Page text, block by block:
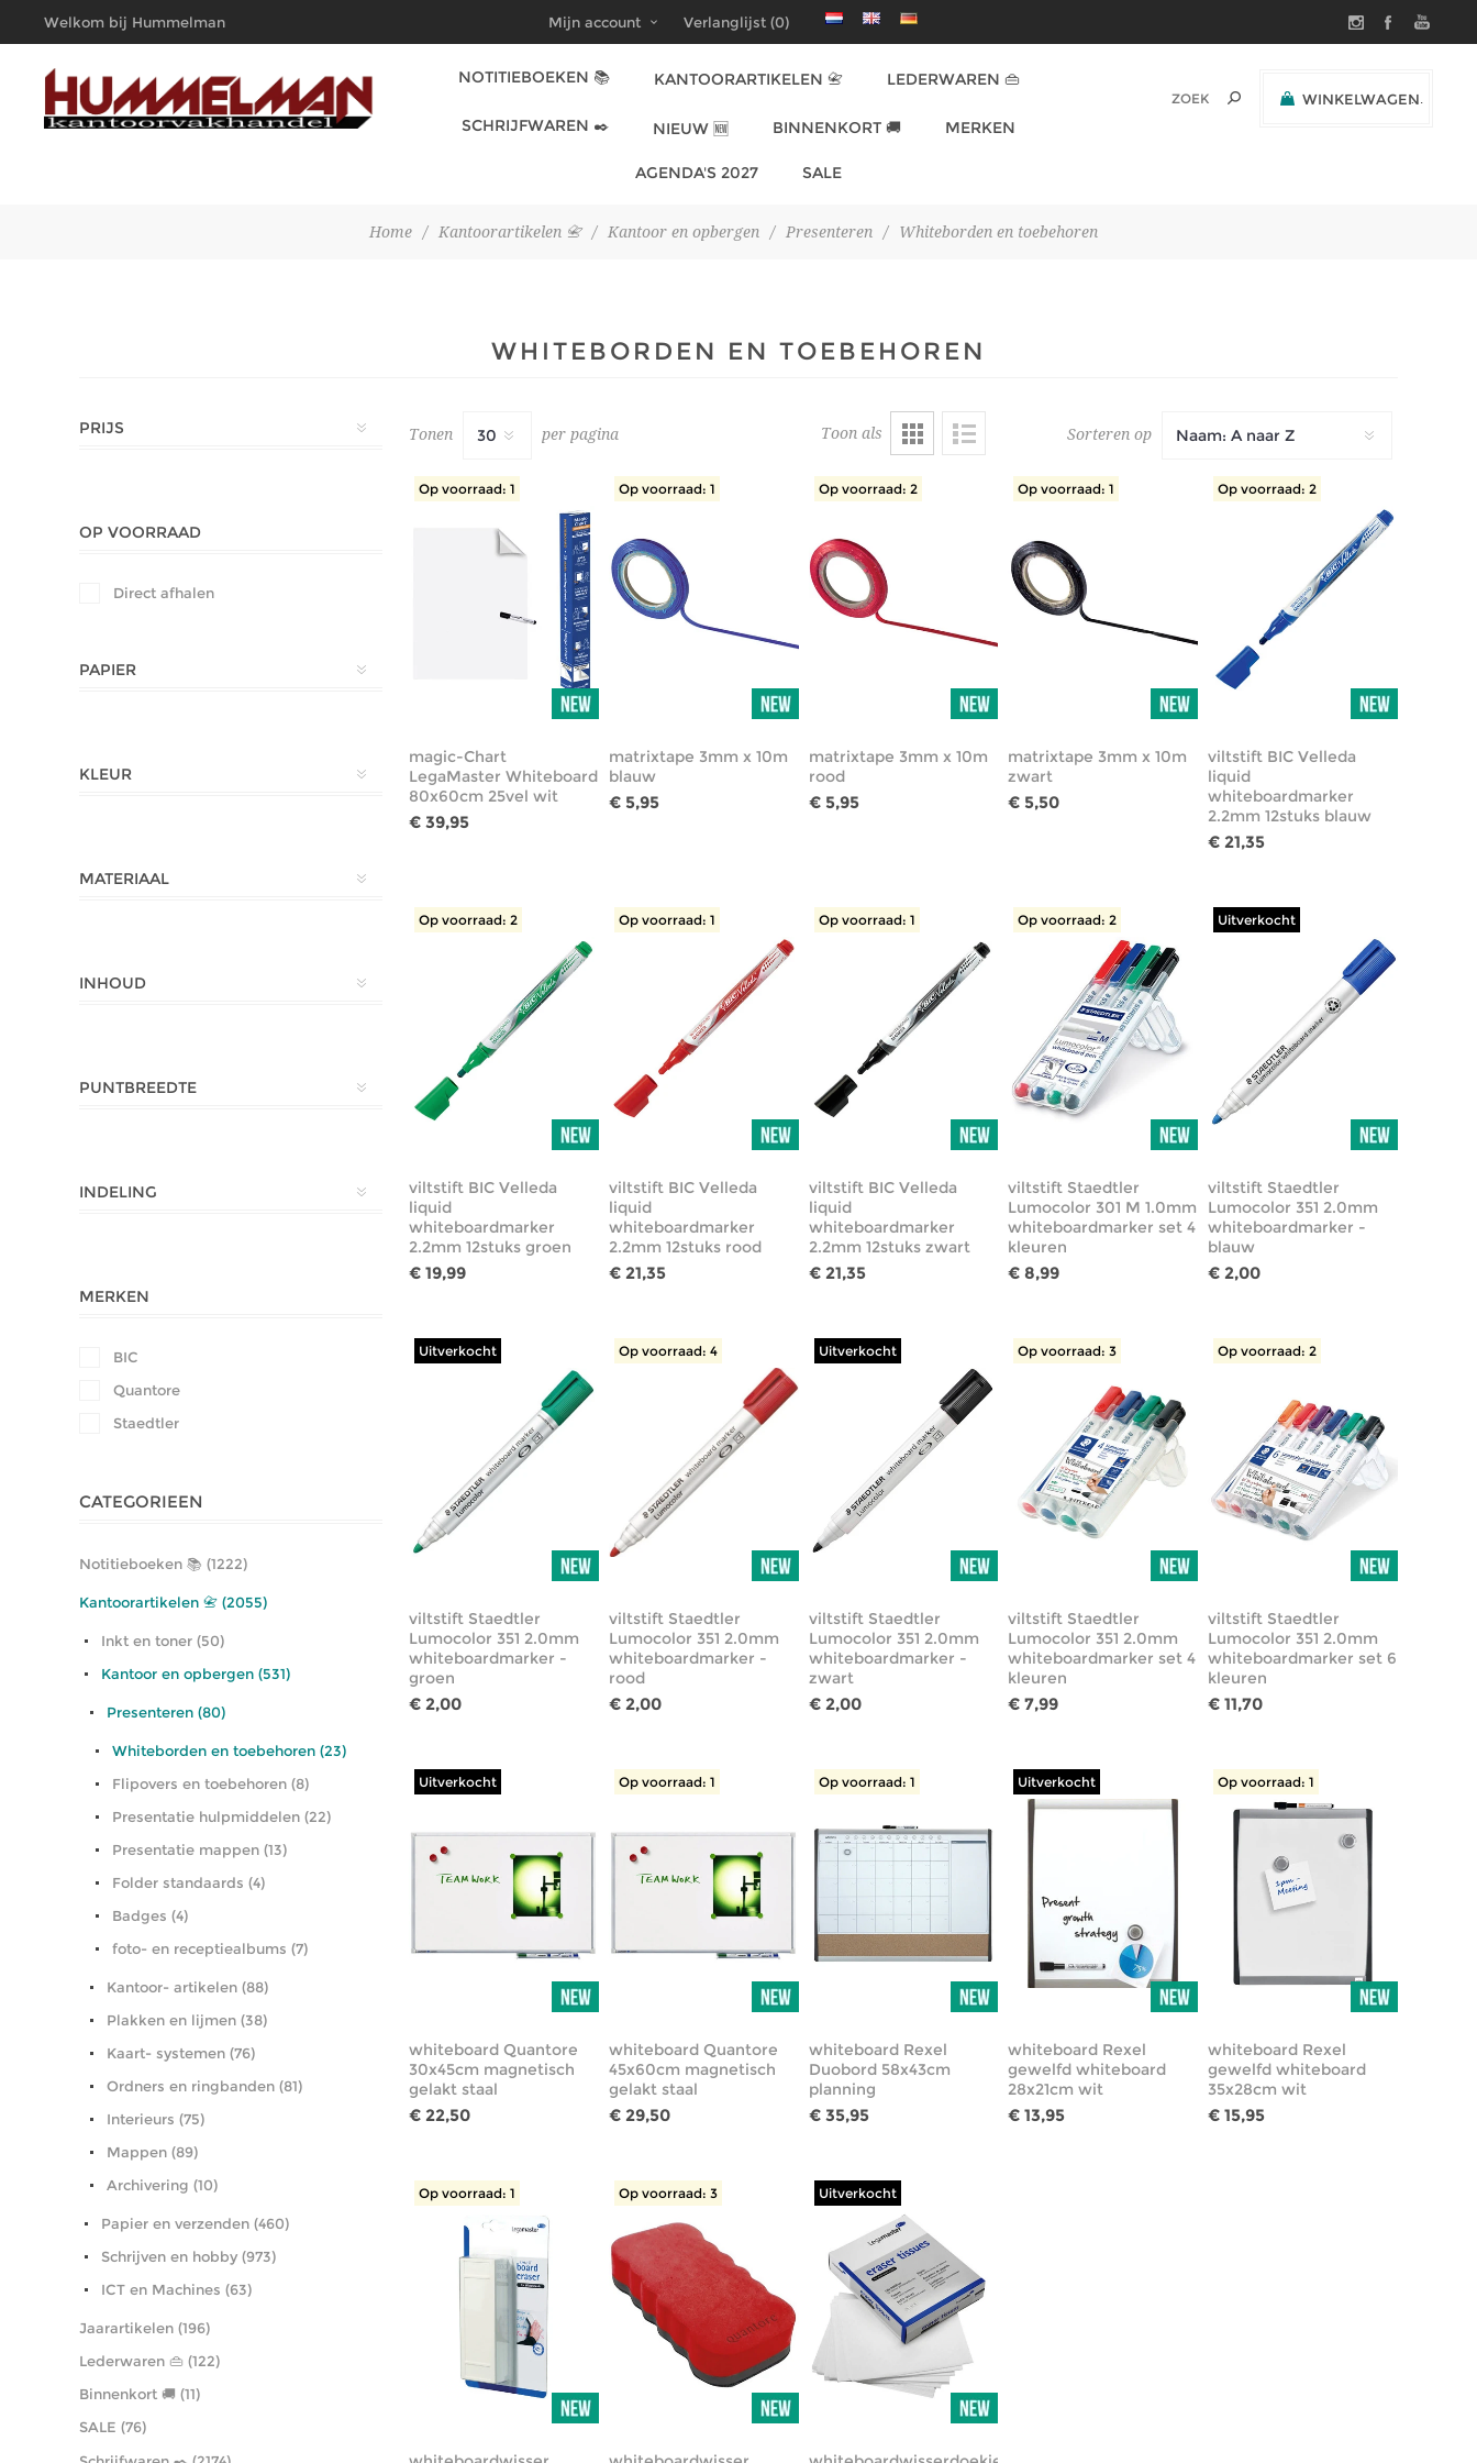
Welkom bij Hummelman
Kantoorvakhandel
Mijn account Verlanglijst (0)
WINKELWAGEN
NOTITIEBOEKEN 📚 KANTOORARTIKELEN 📇 LEDERWAREN 👜
SCHRIJFWAREN ✒️ NIEUW 🆕 BINNENKORT 🚚 MERKEN
AGENDA'S 2027 SALE
Home / Kantoorartikelen 📇 / Kantoor en opbergen / Presenteren / Whiteborden en toebehoren
WHITEBORDEN EN TOEBEHOREN
Toon als Sorteren op
Tonen per pagina
Op voorraad: 1
magic-Chart
LegaMaster Whiteboard
80x60cm 25vel wit
€ 39,95
Op voorraad: 1
matrixtape 3mm x 10m
blauw
€ 5,95
Op voorraad: 2
matrixtape 3mm x 10m
rood
€ 5,95
Op voorraad: 1
matrixtape 3mm x 10m
zwart
€ 5,50
Op voorraad: 2
viltstift BIC Velleda
liquid
whiteboardmarker
2.2mm 12stuks blauw
€ 21,35
Op voorraad: 2
viltstift BIC Velleda
liquid
whiteboardmarker
2.2mm 12stuks groen
€ 19,99
Op voorraad: 1
viltstift BIC Velleda
liquid
whiteboardmarker
2.2mm 12stuks rood
€ 21,35
Op voorraad: 1
viltstift BIC Velleda
liquid
whiteboardmarker
2.2mm 12stuks zwart
€ 21,35
Op voorraad: 2
viltstift Staedtler
Lumocolor 301 M 1.0mm
whiteboardmarker set 4
kleuren
€ 8,99
Uitverkocht
viltstift Staedtler
Lumocolor 351 2.0mm
whiteboardmarker -
blauw
€ 2,00
Uitverkocht
viltstift Staedtler
Lumocolor 351 2.0mm
whiteboardmarker -
groen
€ 2,00
Op voorraad: 4
viltstift Staedtler
Lumocolor 351 2.0mm
whiteboardmarker -
rood
€ 2,00
Uitverkocht
viltstift Staedtler
Lumocolor 351 2.0mm
whiteboardmarker -
zwart
€ 2,00
Op voorraad: 3
viltstift Staedtler
Lumocolor 351 2.0mm
whiteboardmarker set 4
kleuren
€ 7,99
Op voorraad: 2
viltstift Staedtler
Lumocolor 351 2.0mm
whiteboardmarker set 6
kleuren
€ 11,70
Uitverkocht
whiteboard Quantore
30x45cm magnetisch
gelakt staal
€ 22,50
Op voorraad: 1
whiteboard Quantore
45x60cm magnetisch
gelakt staal
€ 29,50
Op voorraad: 1
whiteboard Rexel
Duobord 58x43cm
planning
€ 35,95
Uitverkocht
whiteboard Rexel
gewelfd whiteboard
28x21cm wit
€ 13,95
Op voorraad: 1
whiteboard Rexel
gewelfd whiteboard
35x28cm wit
€ 15,95
Op voorraad: 1 Op voorraad: 3 Uitverkocht
PRIJS
OP VOORRAAD
Direct afhalen
PAPIER
KLEUR
MATERIAAL
INHOUD
PUNTBREEDTE
INDELING
MERKEN
BIC
Quantore
Staedtler
CATEGORIEEN
Notitieboeken 📚 (1222)
Kantoorartikelen 📇 (2055)
Inkt en toner (50)
Kantoor en opbergen (531)
Presenteren (80)
Whiteborden en toebehoren (23)
Flipovers en toebehoren (8)
Presentatie hulpmiddelen (22)
Presentatie mappen (13)
Folder standaards (4)
Badges (4)
foto- en receptiealbums (7)
Kantoor- artikelen (88)
Plakken en lijmen (38)
Kaart- systemen (76)
Ordners en ringbanden (81)
Interieurs (75)
Mappen (89)
Archivering (10)
Papier en verzenden (460)
Schrijven en hobby (973)
ICT en Machines (63)
Jaarartikelen (196)
Lederwaren 👜 (122)
Binnenkort 🚚 (11)
SALE (76)